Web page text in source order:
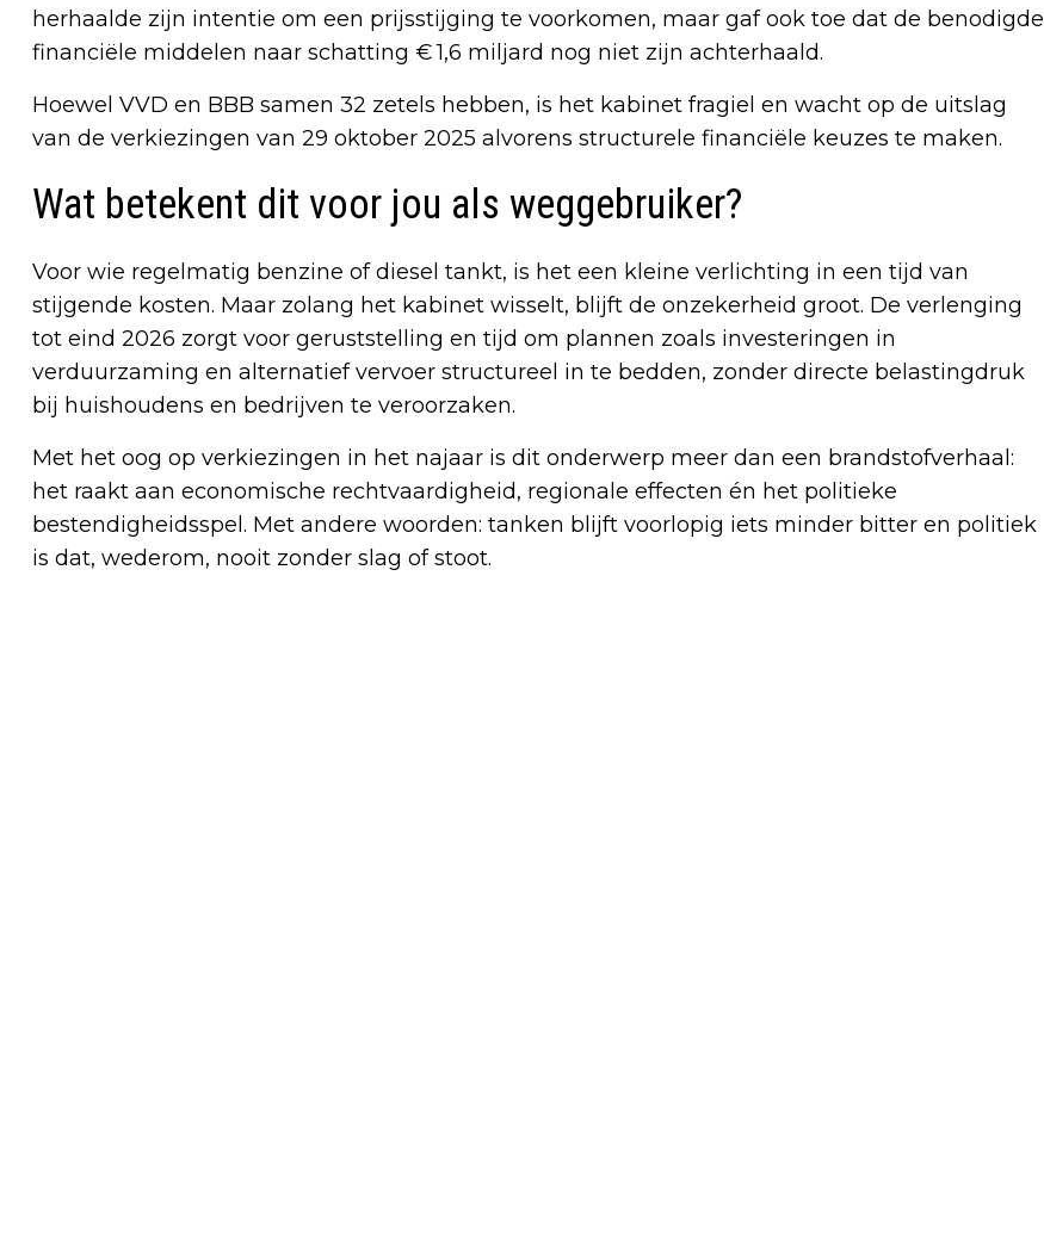
herhaalde zijn intentie om een prijsstijging te voorkomen, maar gaf ook toe dat de benodigde
financiële middelen naar schatting € 1,6 miljard nog niet zijn achterhaald.
Hoewel VVD en BBB samen 32 zetels hebben, is het kabinet fragiel en wacht op de uitslag
van de verkiezingen van 29 oktober 2025 alvorens structurele financiële keuzes te maken.
Wat betekent dit voor jou als weggebruiker?
Voor wie regelmatig benzine of diesel tankt, is het een kleine verlichting in een tijd van
stijgende kosten. Maar zolang het kabinet wisselt, blijft de onzekerheid groot. De verlenging
tot eind 2026 zorgt voor geruststelling en tijd om plannen zoals investeringen in
verduurzaming en alternatief vervoer structureel in te bedden, zonder directe belastingdruk
bij huishoudens en bedrijven te veroorzaken.
Met het oog op verkiezingen in het najaar is dit onderwerp meer dan een brandstofverhaal:
het raakt aan economische rechtvaardigheid, regionale effecten én het politieke
bestendigheidsspel. Met andere woorden: tanken blijft voorlopig iets minder bitter en politiek
is dat, wederom, nooit zonder slag of stoot.